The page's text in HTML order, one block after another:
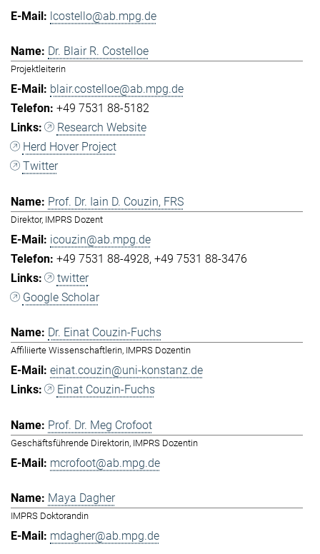
lcostello@ab.mpg.de
Dr. Blair R. Costelloe
Projektleiterin
blair.costelloe@ab.mpg.de
+49 7531 88-5182
Research Website
Herd Hover Project
Twitter
Prof. Dr. Iain D. Couzin, FRS
Direktor, IMPRS Dozent
icouzin@ab.mpg.de
+49 7531 88-4928 +49 7531 88-3476
twitter
Google Scholar
Dr. Einat Couzin-Fuchs
Affiliierte Wissenschaftlerin, IMPRS Dozentin
einat.couzin@uni-konstanz.de
Einat Couzin-Fuchs
Prof. Dr. Meg Crofoot
Geschäftsführende Direktorin, IMPRS Dozentin
mcrofoot@ab.mpg.de
Maya Dagher
IMPRS Doktorandin
mdagher@ab.mpg.de